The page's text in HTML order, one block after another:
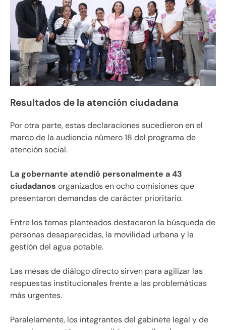
Resultados de la atención ciudadana
Por otra parte, estas declaraciones sucedieron en el
marco de la audiencia número 18 del programa de
atención social.
La gobernante atendió personalmente a 43
ciudadanos organizados en ocho comisiones que
presentaron demandas de carácter prioritario.
Entre los temas planteados destacaron la búsqueda de
personas desaparecidas, la movilidad urbana y la
gestión del agua potable.
Las mesas de diálogo directo sirven para agilizar las
respuestas institucionales frente a las problemáticas
más urgentes.
Paralelamente, los integrantes del gabinete legal y de